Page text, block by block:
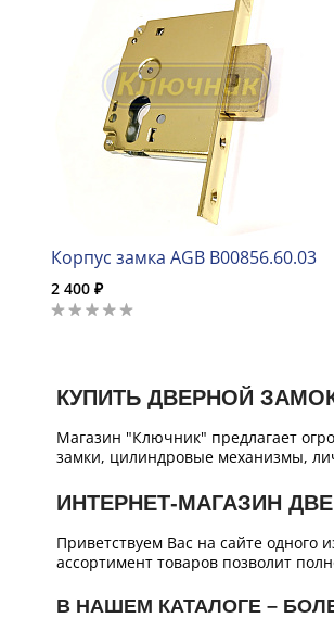
Корпус замка AGB B00856.60.03
2 400 ₽
КУПИТЬ ДВЕРНОЙ
Магазин "Ключник" предлагает
замки, цилиндровые механизмы,
ИНТЕРНЕТ-МАГАЗИН
Приветствуем Вас на сайте
ассортимент товаров позволит
В НАШЕМ КАТАЛОГЕ –